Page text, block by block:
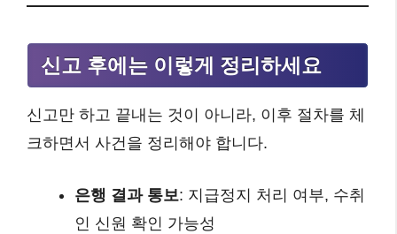
신고 후에는 이렇게 정리하세요
신고만 하고 끝내는 것이 아니라, 이후 절차를 체
크하면서 사건을 정리해야 합니다.
은행 결과 통보: 지급정지 처리 여부, 수취
인 신원 확인 가능성